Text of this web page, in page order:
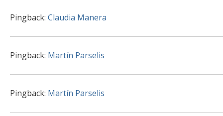
Pingback: Claudia Manera
Pingback: Martín Parselis
Pingback: Martín Parselis